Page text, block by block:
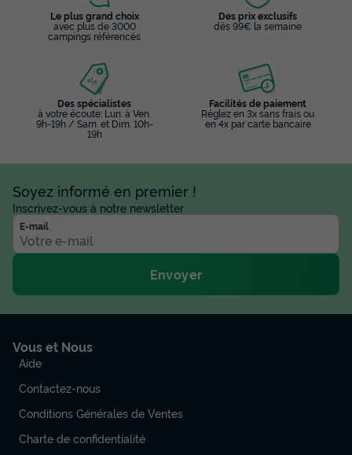
Le plus grand choix
avec plus de 3000
campings référencés
Des prix exclusifs
dès 99€ la semaine
Des spécialistes
à votre écoute: Lun. à Ven.
9h-19h / Sam. et Dim. 10h-
19h
Facilités de paiement
Réglez en 3x sans frais ou
en 4x par carte bancaire
Soyez informé en premier !
Inscrivez-vous à notre newsletter
E-mail
Envoyer
Vous et Nous
Aide
Contactez-nous
Conditions Générales de Ventes
Charte de confidentialité